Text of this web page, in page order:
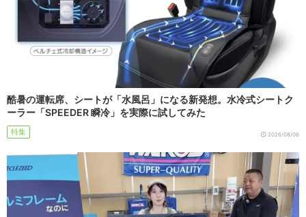
酷暑の運転席、シートが「水風呂」になる新発想。水冷式シートク
ーラー「SPEEDER 瞬冷」を実際に試してみた
特集 2026/08/06